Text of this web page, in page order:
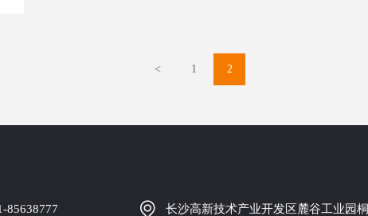
< 1 2
85638777 长沙高新技术产业开发区麓谷工业园